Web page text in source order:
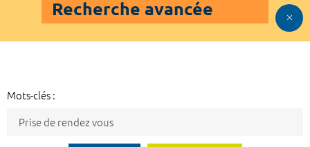
Recherche avancée
Mots-clés :